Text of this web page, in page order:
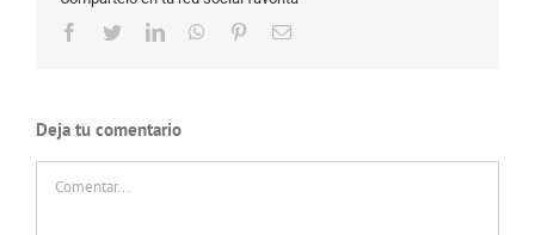
Facebook
TwitterLinkedInWhatsApp
PinterestCorreo
Deja tu comentario